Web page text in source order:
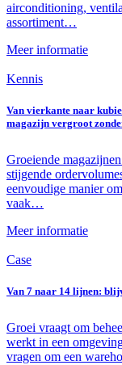
airconditioning,
assortiment…
Meer informatie
Kennis
Van vierkante naar
magazijn vergroot
Groeiende
stijgende
eenvoudige manier
vaak…
Meer informatie
Case
Van 7 naar 14 lijnen:
Groei vraagt om
werkt in een
vragen om een